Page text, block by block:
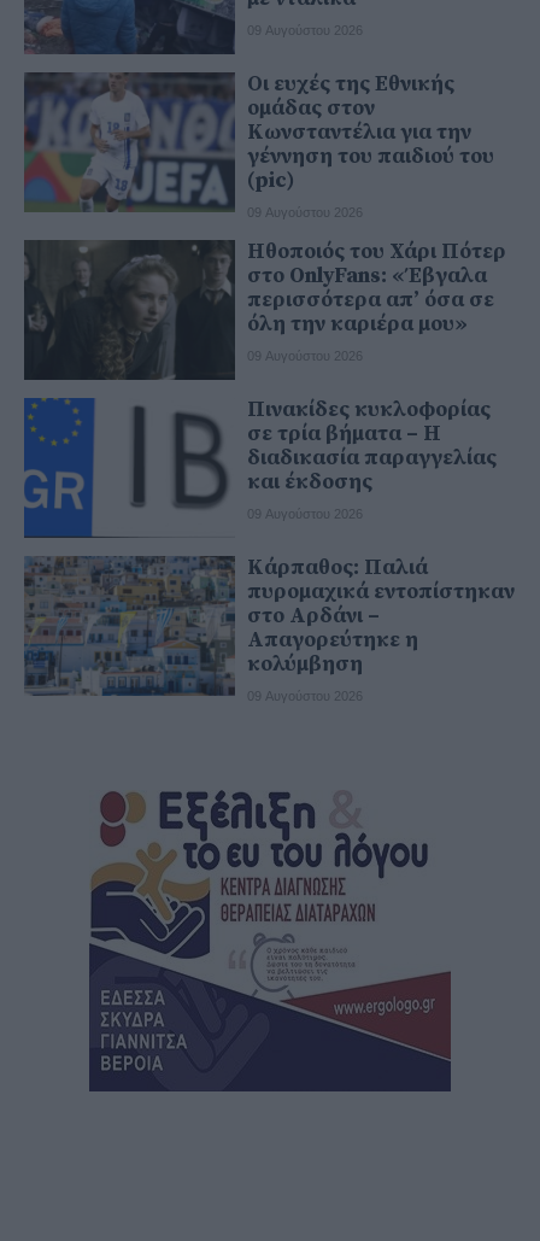
09 Αυγούστου 2026
Οι ευχές της Εθνικής
ομάδας στον
Κωνσταντέλια για την
γέννηση του παιδιού του
(pic)
09 Αυγούστου 2026
Ηθοποιός του Χάρι Πότερ
στο OnlyFans: «Έβγαλα
περισσότερα απ’ όσα σε
όλη την καριέρα μου»
09 Αυγούστου 2026
Πινακίδες κυκλοφορίας
σε τρία βήματα – Η
διαδικασία παραγγελίας
και έκδοσης
09 Αυγούστου 2026
Κάρπαθος: Παλιά
πυρομαχικά εντοπίστηκαν
στο Αρδάνι –
Απαγορεύτηκε η
κολύμβηση
09 Αυγούστου 2026